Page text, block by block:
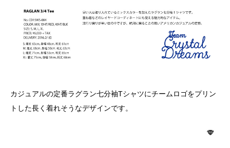
カジュアルの定番ラグラン七分袖Tシャツにチームロゴをプリン
トした長く着れそうなデザインです。